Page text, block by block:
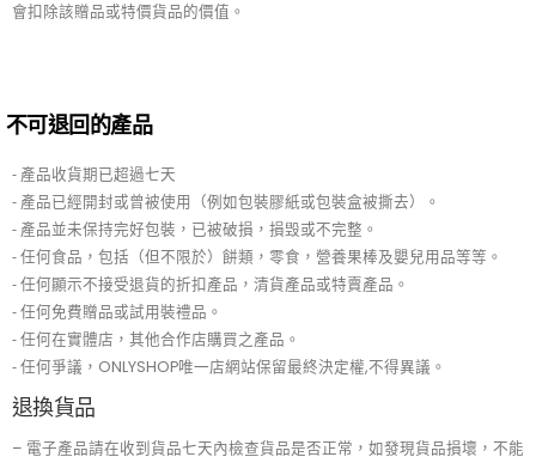
會扣除該贈品或特價貨品的價值。
不可退回的產品
⁃ 產品收貨期已超過七天
⁃ 產品已經開封或曾被使用（例如包裝膠紙或包裝盒被撕去）。
⁃ 產品並未保持完好包裝，已被破損，損毁或不完整。
⁃ 任何食品，包括（但不限於）餅類，零食，營養果棒及嬰兒用品等等。
⁃ 任何顯示不接受退貨的折扣產品，清貨產品或特賣產品。
⁃ 任何免費贈品或試用裝禮品。
⁃ 任何在實體店，其他合作店購買之產品。
⁃ 任何爭議，ONLYSHOP唯一店網站保留最終決定權,不得異議。
退換貨品
– 電子產品請在收到貨品七天內檢查貨品是否正常，如發現貨品損壞，不能